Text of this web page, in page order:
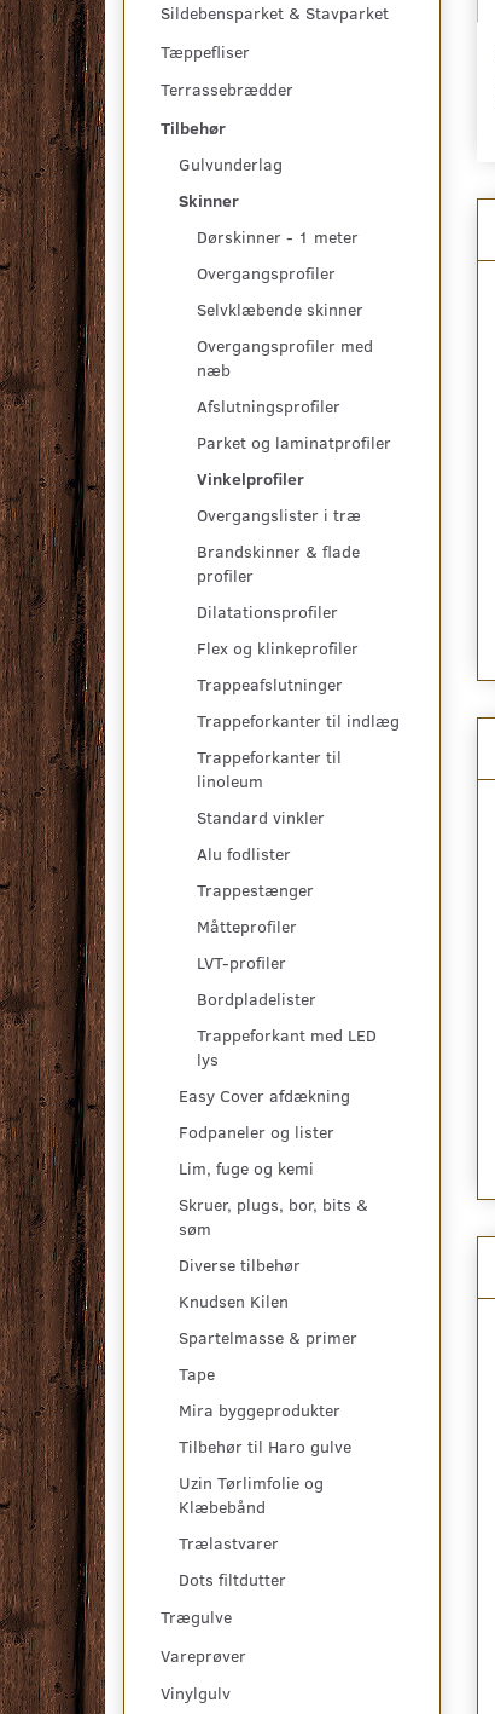
Sildebensparket & Stavparket
Tæppefliser
Terrassebrædder
Tilbehør
Gulvunderlag
Skinner
Dørskinner - 1 meter
Overgangsprofiler
Selvklæbende skinner
Overgangsprofiler med
næb
Afslutningsprofiler
Parket og laminatprofiler
Vinkelprofiler
Overgangslister i træ
Brandskinner & flade
profiler
Dilatationsprofiler
Flex og klinkeprofiler
Trappeafslutninger
Trappeforkanter til indlæg
Trappeforkanter til
linoleum
Standard vinkler
Alu fodlister
Trappestænger
Måtteprofiler
LVT-profiler
Bordpladelister
Trappeforkant med LED
lys
Easy Cover afdækning
Fodpaneler og lister
Lim, fuge og kemi
Skruer, plugs, bor, bits &
søm
Diverse tilbehør
Knudsen Kilen
Spartelmasse & primer
Tape
Mira byggeprodukter
Tilbehør til Haro gulve
Uzin Tørlimfolie og
Klæbebånd
Trælastvarer
Dots filtdutter
Trægulve
Vareprøver
Vinylgulv
VINKELPROFIL,
20X20X2 MM.
U/HULLER
1.142,50 DKK
Se produktet
24,5X20 MM.
SELVKLÆBENDE
Se produktet
VINKELPROFIL, 42X25
MM. MIDTHULLET
335,00 DKK
Se produktet
MM. BUET SORT
392,50 DKK
Se produktet
OSMO TOP-OIL
HÅRDVOKSOLIE TIL
BORDPLADER OG
MØBLER
299,00 DKK
Se produktet
LAMINATGULV